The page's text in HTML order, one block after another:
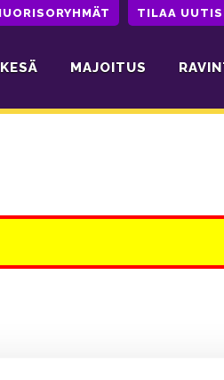
TILAA
KESÄ MAJOITUS